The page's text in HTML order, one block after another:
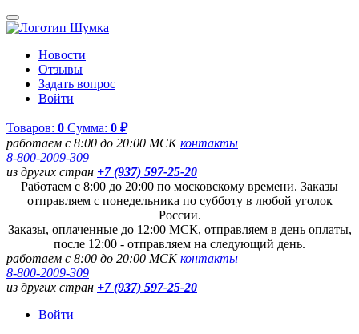
Новости
Отзывы
Задать вопрос
Войти
Товаров: 0 Сумма: 0 ₽
работаем с 8:00 до 20:00 МСКконтакты
8-800-2009-309
из других стран +7 (937) 597-25-20
Работаем с 8:00 до 20:00 по московскому времени. Заказы
отправляем с понедельника по субботу в любой уголок
России.
Заказы, оплаченные до 12:00 МСК, отправляем в день оплаты,
после 12:00 - отправляем на следующий день.
работаем с 8:00 до 20:00 МСКконтакты
8-800-2009-309
из других стран +7 (937) 597-25-20
Войти